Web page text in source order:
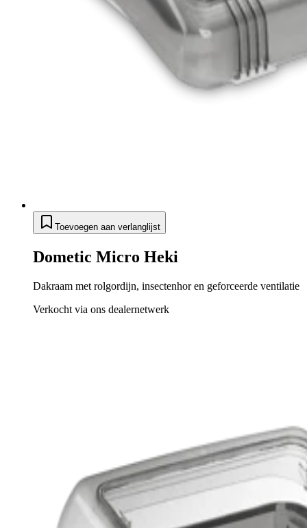
Toevoegen aan verlanglijst
Dometic Micro Heki
Dakraam met rolgordijn, insectenhor en geforceerde ventilatie
Verkocht via ons dealernetwerk